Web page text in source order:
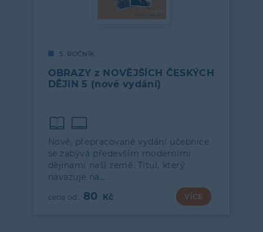
5. ROČNÍK
OBRAZY z NOVĚJŠÍCH ČESKÝCH
DĚJIN 5 (nové vydání)
Nové, přepracované vydání učebnice
se zabývá především moderními
dějinami naší země. Titul, který
navazuje na…
80 VÍCE